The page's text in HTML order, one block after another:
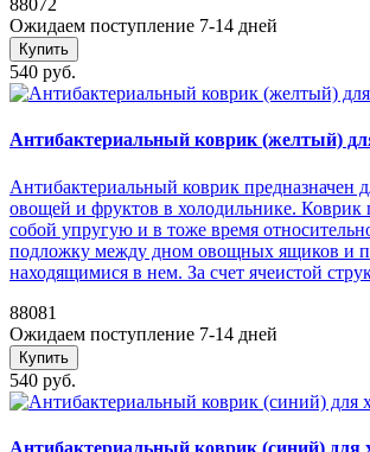
88072
Ожидаем поступление 7-14 дней
Купить
540 руб.
Антибактериальный коврик (желтый)
Антибактериальный коврик предназначен
овощей и фруктов в холодильнике. Коврик
собой упругую и в тоже время
подложку между дном овощных ящиков и
находящимися в нем. За счет ячеистой
88081
Ожидаем поступление 7-14 дней
Купить
540 руб.
Антибактериальный коврик (синий) для